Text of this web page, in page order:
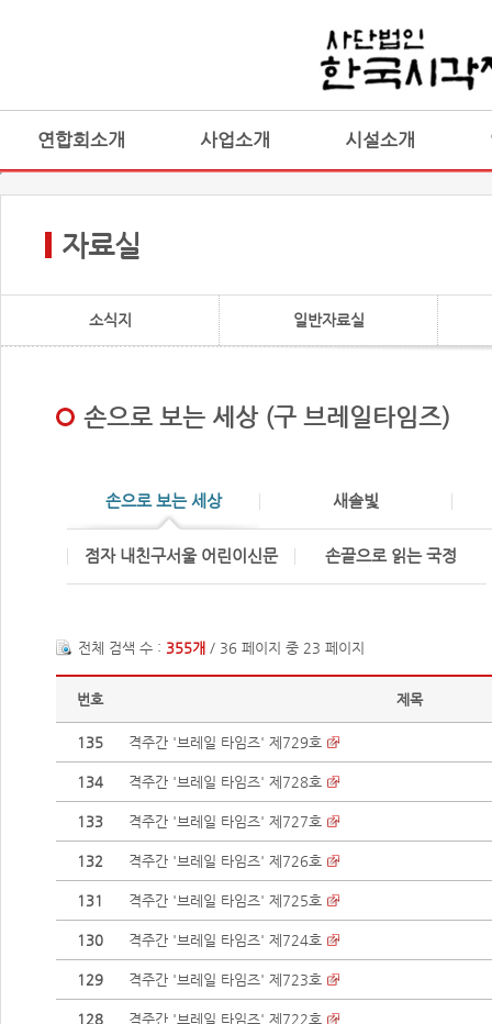
연합회소개 사업소개 시설소개
자료실
소식지 일반자료실
손으로 보는 세상 (구 브레일타임즈)
손으로 보는 세상 새솔빛
점자 내친구서울 어린이신문 손끝으로 읽는 국정
전체 검색 수 : 355개 / 36 페이지 중 23 페이지
번호 제목
135 격주간 '브레일 타임즈' 제729호
134 격주간 '브레일 타임즈' 제728호
133 격주간 '브레일 타임즈' 제727호
132 격주간 '브레일 타임즈' 제726호
131 격주간 '브레일 타임즈' 제725호
130 격주간 '브레일 타임즈' 제724호
129 격주간 '브레일 타임즈' 제723호
128 격주간 '브레일 타임즈' 제722호